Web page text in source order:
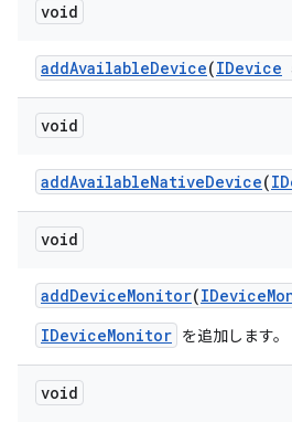
void
addAvailableDevice(IDevice
void
addAvailableNativeDevice(
void
addDeviceMonitor(IDevice
IDeviceMonitor を追加します。
void